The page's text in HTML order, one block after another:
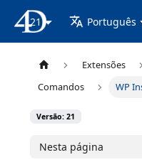
Documentação 4D
21 Português
Extensões
Comandos
WP
Versão: 21
Nesta página